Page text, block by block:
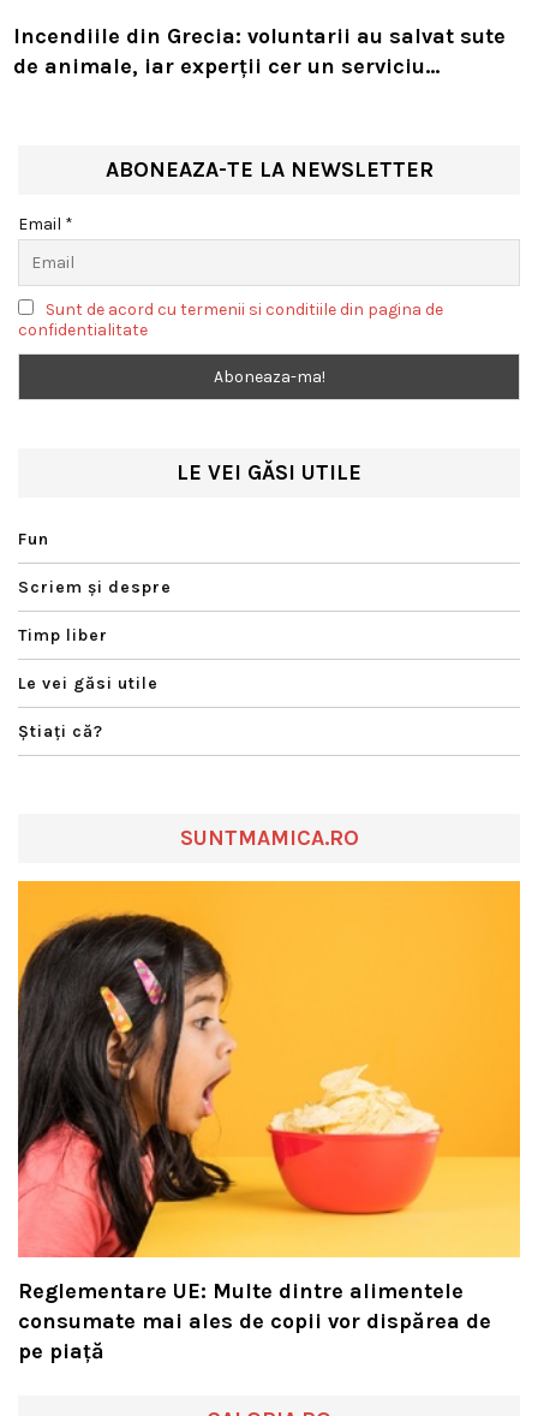
Incendiile din Grecia: voluntarii au salvat sute
de animale, iar experții cer un serviciu
ABONEAZA-TE LA NEWSLETTER
Email *
Sunt de acord cu termenii si conditiile din pagina de
confidentialitate
LE VEI GĂSI UTILE
Fun
Scriem şi despre
Timp liber
Le vei găsi utile
Ştiaţi că?
SUNTMAMICA.RO
Reglementare UE: Multe dintre alimentele
consumate mai ales de copii vor dispărea de
pe piață